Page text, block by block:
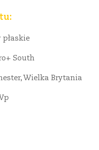
płaskie
South
Wielka Brytania